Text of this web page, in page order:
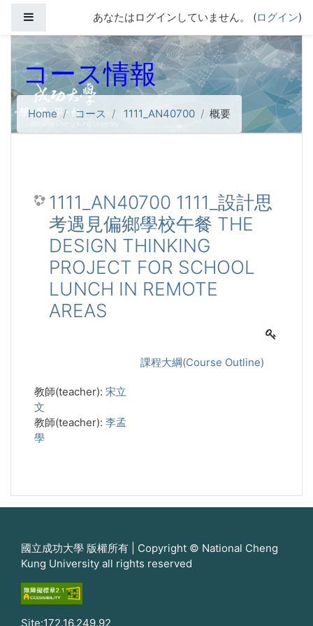
サイドパネルあなたはログインしていません。 (ログイン)
コース情報
Home コース 1111_AN40700 概要
1111_AN40700 1111_設計思
考遇見偏鄉學校午餐 THE
DESIGN THINKING
PROJECT FOR SCHOOL
LUNCH IN REMOTE
AREAS
課程大綱(Course Outline)
教師(teacher): 宋立
文
教師(teacher): 李孟
學
國立成功大學 版權所有 | Copyright © National Cheng
Kung University all rights reserved
Site:172.16.249.92